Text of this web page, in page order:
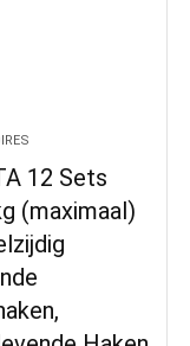
12 Sets
(maximaal)